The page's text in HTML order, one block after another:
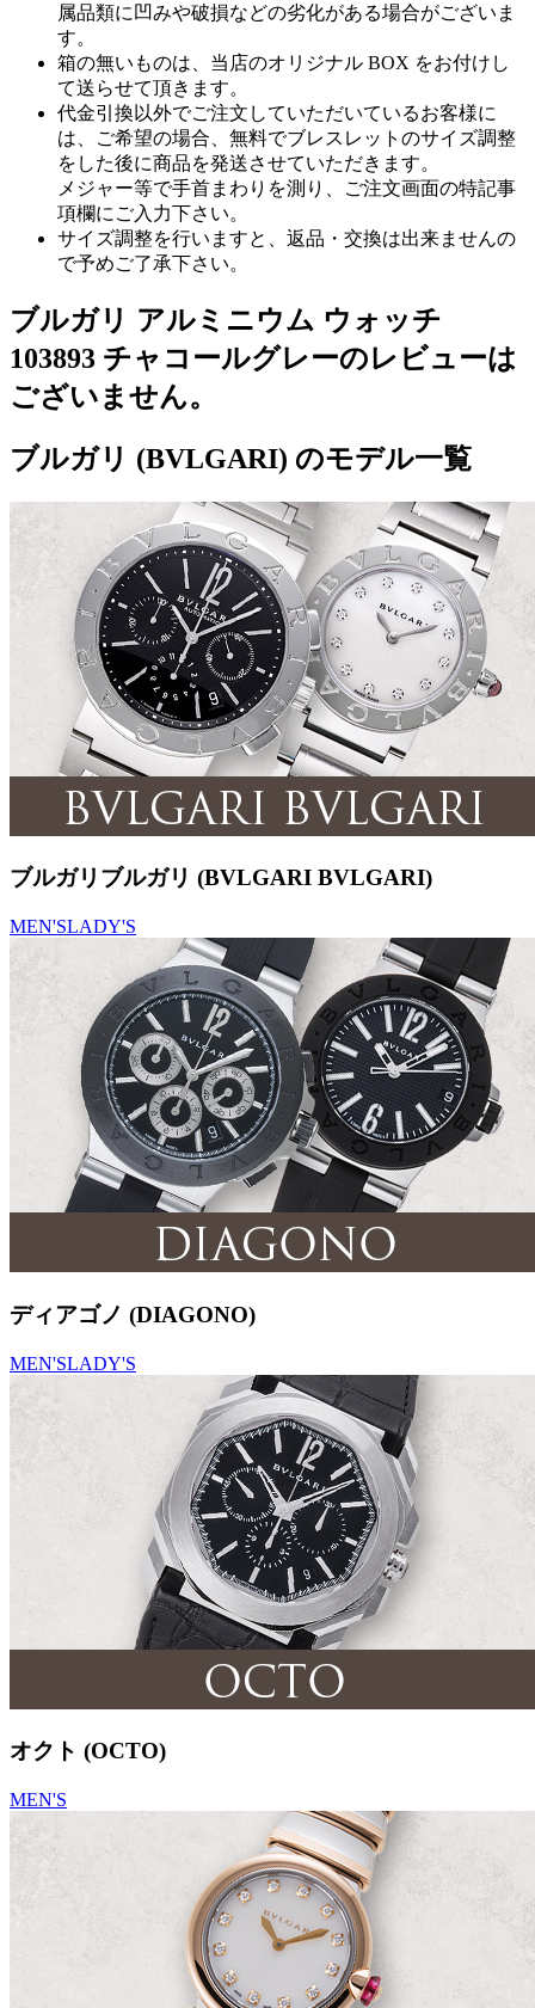
属品類に凹みや破損などの劣化がある場合がございま
す。
箱の無いものは、当店のオリジナル BOX をお付けし
て送らせて頂きます。
代金引換以外でご注文していただいているお客様に
は、ご希望の場合、無料でブレスレットのサイズ調整
をした後に商品を発送させていただきます。
メジャー等で手首まわりを測り、ご注文画面の特記事
項欄にご入力下さい。
サイズ調整を行いますと、返品・交換は出来ませんの
で予めご了承下さい。
ブルガリ アルミニウム ウォッチ
103893 チャコールグレーのレビューは
ございません。
ブルガリ (BVLGARI) のモデル一覧
ブルガリブルガリ (BVLGARI BVLGARI)
MEN'SLADY'S
ディアゴノ (DIAGONO)
MEN'SLADY'S
オクト (OCTO)
MEN'S